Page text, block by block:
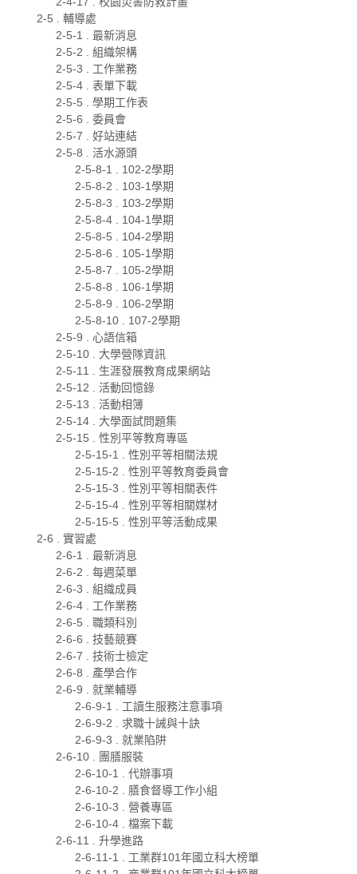
2-5 . 輔導處
2-5-1 . 最新消息
2-5-2 . 組織架構
2-5-3 . 工作業務
2-5-4 . 表單下載
2-5-5 . 學期工作表
2-5-6 . 委員會
2-5-7 . 好站連結
2-5-8 . 活水源頭
2-5-8-1 . 102-2學期
2-5-8-2 . 103-1學期
2-5-8-3 . 103-2學期
2-5-8-4 . 104-1學期
2-5-8-5 . 104-2學期
2-5-8-6 . 105-1學期
2-5-8-7 . 105-2學期
2-5-8-8 . 106-1學期
2-5-8-9 . 106-2學期
2-5-8-10 . 107-2學期
2-5-9 . 心語信箱
2-5-10 . 大學營隊資訊
2-5-11 . 生涯發展教育成果網站
2-5-12 . 活動回憶錄
2-5-13 . 活動相簿
2-5-14 . 大學面試問題集
2-5-15 . 性別平等教育專區
2-5-15-1 . 性別平等相關法規
2-5-15-2 . 性別平等教育委員會
2-5-15-3 . 性別平等相關表件
2-5-15-4 . 性別平等相關媒材
2-5-15-5 . 性別平等活動成果
2-6 . 實習處
2-6-1 . 最新消息
2-6-2 . 每週菜單
2-6-3 . 組織成員
2-6-4 . 工作業務
2-6-5 . 職類科別
2-6-6 . 技藝競賽
2-6-7 . 技術士檢定
2-6-8 . 產學合作
2-6-9 . 就業輔導
2-6-9-1 . 工讀生服務注意事項
2-6-9-2 . 求職十誡與十訣
2-6-9-3 . 就業陷阱
2-6-10 . 團膳服裝
2-6-10-1 . 代辦事項
2-6-10-2 . 膳食督導工作小組
2-6-10-3 . 營養專區
2-6-10-4 . 檔案下載
2-6-11 . 升學進路
2-6-11-1 . 工業群101年國立科大榜單